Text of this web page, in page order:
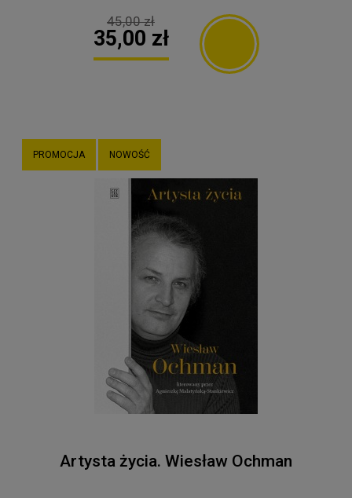
45,00 zł
35,00 zł
Artysta życia. Wiesław Ochman
PROMOCJA NOWOŚĆ